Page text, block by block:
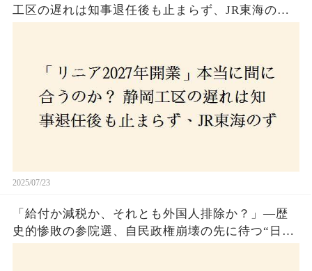
工区の遅れは知事退任後も止まらず、JR東海のず
2025/07/23
「給付か減税か、それとも外国人排除か？」―歴
史的惨敗の参院選、自民政権崩壊の先に待つ“日本